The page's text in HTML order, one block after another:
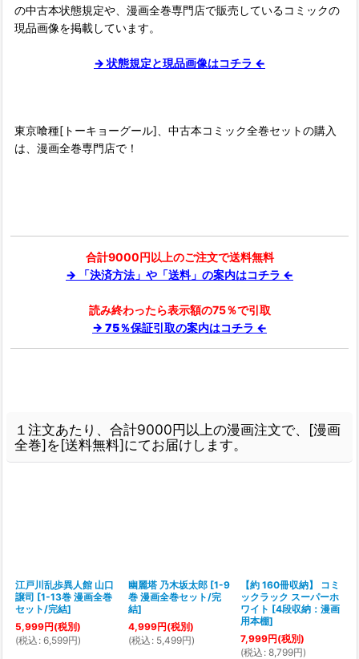
の中古本状態規定や、漫画全巻専門店で販売しているコミックの
現品画像を掲載しています。
→ 状態規定と現品画像はコチラ ←
東京喰種[トーキョーグール]、中古本コミック全巻セットの購入
は、漫画全巻専門店で！
合計9000円以上のご注文で送料無料
→ 「決済方法」や「送料」の案内はコチラ ←
読み終わったら表示額の75％で引取
→ 75％保証引取の案内はコチラ ←
１注文あたり、合計9000円以上の漫画注文で、[漫画
全巻]を[送料無料]にてお届けします。
江戸川乱歩異人館 山口
譲司 [1-13巻 漫画全巻
セット/完結]
5,999円(税別)
(税込 : 6,599円)
幽麗塔 乃木坂太郎 [1-9
巻 漫画全巻セット/完
結]
4,999円(税別)
(税込 : 5,499円)
【約 160冊収納】 コミ
ックラック スーパーホ
ワイト [4段収納：漫画
用本棚]
7,999円(税別)
(税込 : 8,799円)